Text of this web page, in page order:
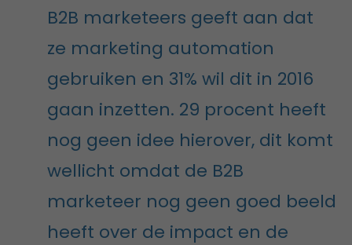
B2B marketeers geeft aan dat
ze marketing automation
gebruiken en 31% wil dit in 2016
gaan inzetten. 29 procent heeft
nog geen idee hierover, dit komt
wellicht omdat de B2B
marketeer nog geen goed beeld
heeft over de impact en de